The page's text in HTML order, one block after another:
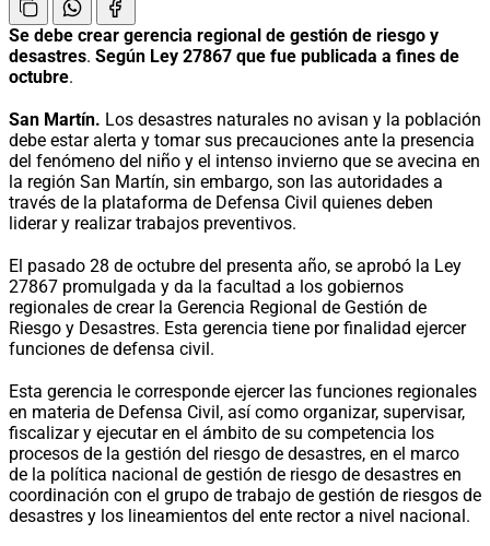
Se debe crear gerencia regional de gestión de riesgo y
desastres. Según Ley 27867 que fue publicada a fines de
octubre.
San Martín. Los desastres naturales no avisan y la población
debe estar alerta y tomar sus precauciones ante la presencia
del fenómeno del niño y el intenso invierno que se avecina en
la región San Martín, sin embargo, son las autoridades a
través de la plataforma de Defensa Civil quienes deben
liderar y realizar trabajos preventivos.
El pasado 28 de octubre del presenta año, se aprobó la Ley
27867 promulgada y da la facultad a los gobiernos
regionales de crear la Gerencia Regional de Gestión de
Riesgo y Desastres. Esta gerencia tiene por finalidad ejercer
funciones de defensa civil.
Esta gerencia le corresponde ejercer las funciones regionales
en materia de Defensa Civil, así como organizar, supervisar,
fiscalizar y ejecutar en el ámbito de su competencia los
procesos de la gestión del riesgo de desastres, en el marco
de la política nacional de gestión de riesgo de desastres en
coordinación con el grupo de trabajo de gestión de riesgos de
desastres y los lineamientos del ente rector a nivel nacional.